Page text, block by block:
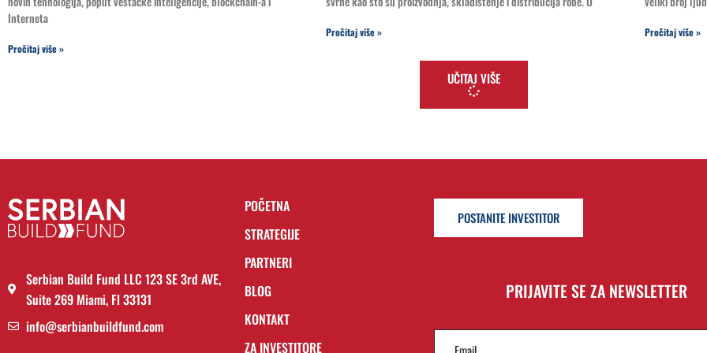
Interneta
Pročitaj više »
Pročitaj više » Pročitaj više »
UČITAJ VIŠE
Serbian Build Fund LLC 123 SE 3rd AVE,
Suite 269 Miami, Fl 33131
info@serbianbuildfund.com
POČETNA
STRATEGIJE
PARTNERI
BLOG
KONTAKT
ZA INVESTITORE
POSTANITE INVESTITOR
PRIJAVITE SE ZA NEWSLETTER
Email